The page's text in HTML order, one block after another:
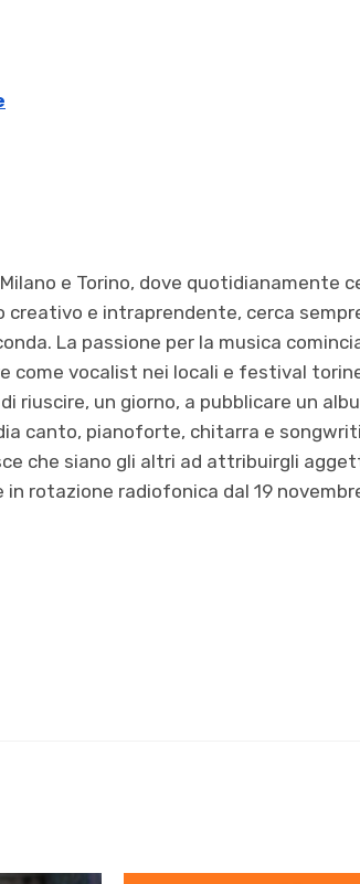
e Torino, dove quotidianamente
creativo e intraprendente, cerca
La passione per la musica
come vocalist nei locali e festival
riuscire, un giorno, a pubblicare un
canto, pianoforte, chitarra e
che siano gli altri ad attribuirgli
in rotazione radiofonica dal 19